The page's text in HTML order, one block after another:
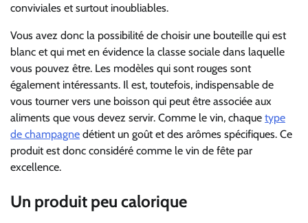
conviviales et surtout inoubliables.
Vous avez donc la possibilité de choisir une bouteille qui est
blanc et qui met en évidence la classe sociale dans laquelle
vous pouvez être. Les modèles qui sont rouges sont
également intéressants. Il est, toutefois, indispensable de
vous tourner vers une boisson qui peut être associée aux
aliments que vous devez servir. Comme le vin, chaque type
de champagne détient un goût et des arômes spécifiques. Ce
produit est donc considéré comme le vin de fête par
excellence.
Un produit peu calorique